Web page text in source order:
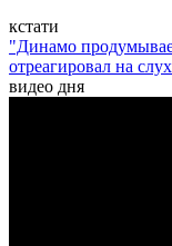
кстати
"Динамо
отреагировал на
видео дня